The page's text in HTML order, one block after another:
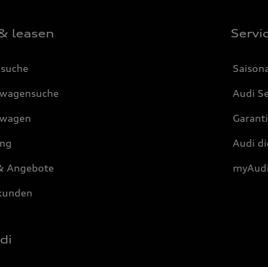
leasen
Angebote
Audi
Audi
myAudi